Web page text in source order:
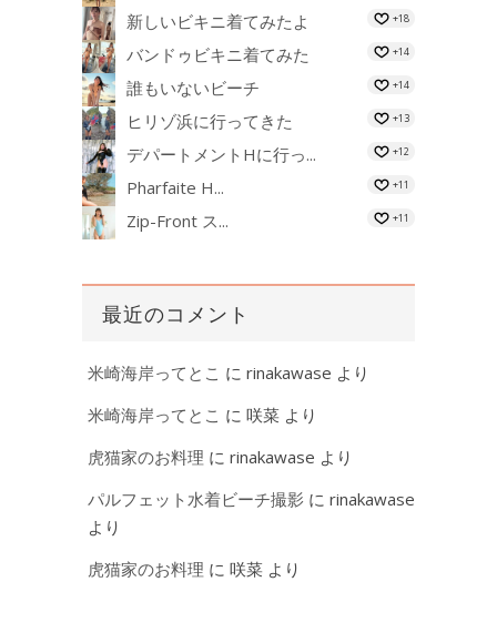
新しいビキニ着てみたよ +18
バンドゥビキニ着てみた +14
誰もいないビーチ +14
ヒリゾ浜に行ってきた +13
デパートメントHに行っ... +12
Pharfaite H... +11
Zip-Front ス... +11
最近のコメント
米崎海岸ってとこ に rinakawase より
米崎海岸ってとこ に 咲菜 より
虎猫家のお料理 に rinakawase より
パルフェット水着ビーチ撮影 に rinakawase
より
虎猫家のお料理 に 咲菜 より